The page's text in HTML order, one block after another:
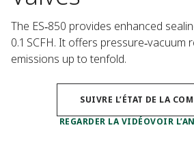
The ES‑850 provides enhanced
0.1 SCFH. It offers pressure‑vacuum
emissions up to tenfold.
SUIVRE L’ÉTAT DE LA
REGARDER LA VIDÉOVOIR